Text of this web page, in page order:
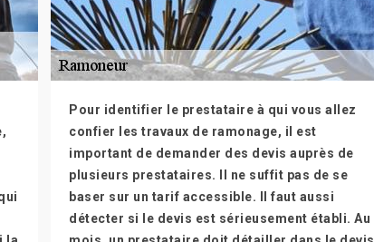
Pour identifier le prestataire à qui vous allez
confier les travaux de ramonage, il est
important de demander des devis auprès de
plusieurs prestataires. Il ne suffit pas de se
baser sur un tarif accessible. Il faut aussi
détecter si le devis est sérieusement établi. Au